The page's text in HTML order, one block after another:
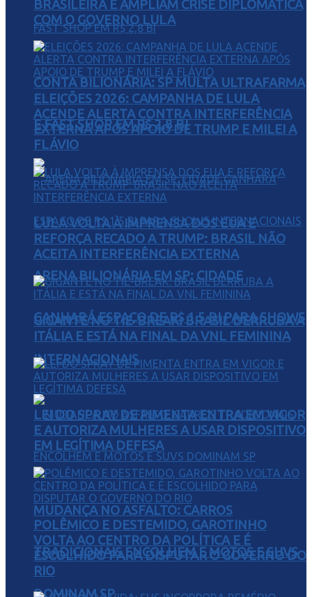
CONTA BILIONÁRIA: SP MULTA ULTRAFARMA
E FAST SHOP EM R$ 2,8 BI
ARENA BILIONÁRIA EM SP: CIDADE
GANHARÁ ESPAÇO DE R$ 1,5 BI PARA SHOWS
INTERNACIONAIS
MUDANÇA NO ASFALTO: CARROS
TRADICIONAIS ENCOLHEM E MOTOS E SUVS
BRASILEIRA E AMPLIAM CRISE DIPLOMÁTICA
COM O GOVERNO LULA
ELEIÇÕES 2026: CAMPANHA DE LULA
ACENDE ALERTA CONTRA INTERFERÊNCIA
EXTERNA APÓS APOIO DE TRUMP E MILEI A
FLÁVIO
LULA VOLTA À IMPRENSA DOS EUA E
REFORÇA RECADO A TRUMP: BRASIL NÃO
ACEITA INTERFERÊNCIA EXTERNA
GIGANTE NO TIE-BREAK: BRASIL DERRUBA A
ITÁLIA E ESTÁ NA FINAL DA VNL FEMININA
LEI DO SPRAY DE PIMENTA ENTRA EM VIGOR
E AUTORIZA MULHERES A USAR DISPOSITIVO
EM LEGÍTIMA DEFESA
POLÊMICO E DESTEMIDO, GAROTINHO
VOLTA AO CENTRO DA POLÍTICA E É
ESCOLHIDO PARA DISPUTAR O GOVERNO DO
RIO